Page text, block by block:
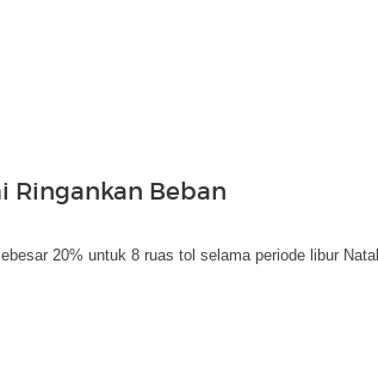
Ringankan Beban
20% untuk 8 ruas tol selama periode libur Natal